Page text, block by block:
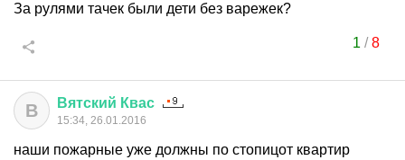
За рулями тачек были дети без варежек?
1 /8
В Вятский Квас
15:34, 26.01.2016
наши пожарные уже должны по стопицот квартир